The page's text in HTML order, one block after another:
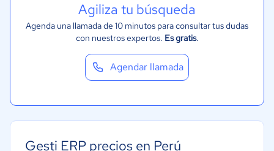
Software / TI
Telecomunicaciones
Manufactura
ONG
Agiliza tu búsqueda
Agenda una llamada de 10 minutos para consultar tus dudas
con nuestros expertos. Es gratis.
Agendar llamada
Gesti ERP precios en Perú